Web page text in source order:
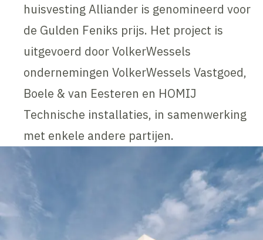
huisvesting Alliander is genomineerd voor
de Gulden Feniks prijs. Het project is
uitgevoerd door VolkerWessels
ondernemingen VolkerWessels Vastgoed,
Boele & van Eesteren en HOMIJ
Technische installaties, in samenwerking
met enkele andere partijen.